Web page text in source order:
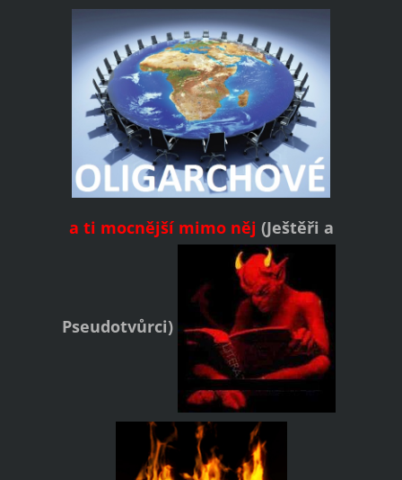
a ti mocnější mimo něj (Ještěři a
Pseudotvůrci)